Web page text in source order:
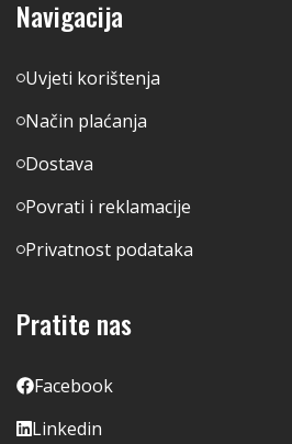
Navigacija
Uvjeti korištenja
Način plaćanja
Dostava
Povrati i reklamacije
Privatnost podataka
Pratite nas
Facebook
Linkedin